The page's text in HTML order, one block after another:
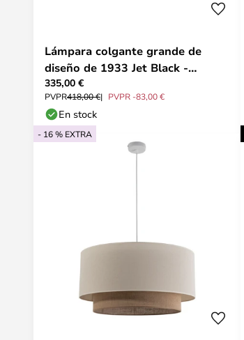
Lámpara colgante grande de
diseño de 1933 Jet Black -
Coolicon
335,00 €
PVPR418,00 € PVPR -83,00 €
En stock
- 16 % EXTRA